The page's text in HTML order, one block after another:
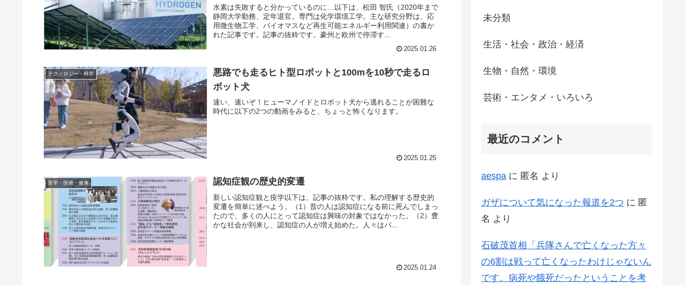
も困難が大きい。
水素は失敗すると分かっているのに…以下は、松田 智氏（2020年まで
静岡大学勤務、定年退官。専門は化学環境工学。主な研究分野は、応
用微生物工学、バイオマスなど再生可能エネルギー利用関連）の書か
れた記事です。記事の抜粋です。豪州と欧州で停滞す...
2025.01.26
テクノロジー・科学
悪路でも走るヒト型ロボットと100mを10秒で走るロ
ボット犬
速い、速いぞ！ヒューマノイドとロボット犬から逃れることが困難な
時代に以下の2つの動画をみると、ちょっと怖くなります。
2025.01.25
医学・医療・健康 認知症観の歴史的変遷
新しい認知症観と疫学以下は、記事の抜粋です。私の理解する歴史的
変遷を簡単に述べよう。（1）昔の人は認知症になる前に死んでしまっ
たので、多くの人にとって認知症は興味の対象ではなかった。（2）豊
かな社会が到来し、認知症の人が増え始めた。人々はパ...
2025.01.24
未分類
生活・社会・政治・経済
生物・自然・環境
芸術・エンタメ・いろいろ
最近のコメント
aespa に 匿名 より
ガザについて気になった報道を2つ に 匿
名 より
石破茂首相「兵隊さんで亡くなった方々
の6割は戦って亡くなったわけじゃないん
です。病死や餓死だったということを考